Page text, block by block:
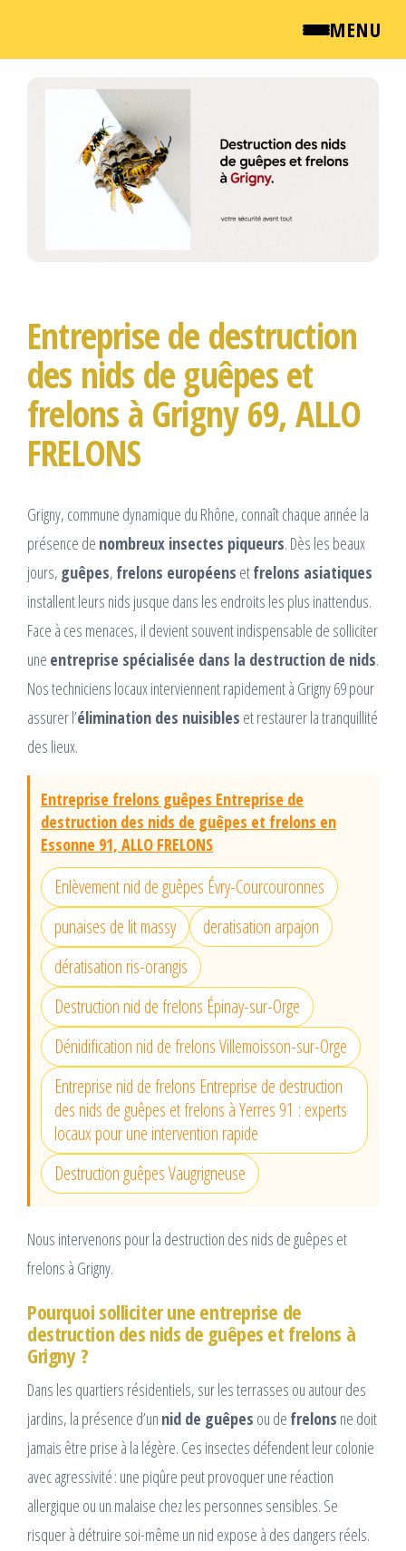
MENU
QUI SOMMES NOUS ?
NEWSROOM
Passer
Entreprise de destruction
des nids de guêpes et
frelons à Grigny 69, ALLO
FRELONS
Grigny, commune dynamique du Rhône, connaît chaque année la
présence de nombreux insectes piqueurs. Dès les beaux
jours, guêpes, frelons européens etfrelons asiatiques
installent leurs nids jusque dans les endroits les plus inattendus.
Face à ces menaces, il devient souvent indispensable de solliciter
une entreprise spécialisée dans la destruction de nids.
Nos techniciens locaux interviennent rapidement à Grigny 69 pour
assurer l’élimination des nuisibles et restaurer la tranquillité
des lieux.
Entreprise frelons guêpes Entreprise de
destruction des nids de guêpes et frelons en
Essonne 91, ALLO FRELONS
Enlèvement nid de guêpes Évry-Courcouronnes
punaises de lit massy
deratisation arpajon
dératisation ris-orangis
Destruction nid de frelons Épinay-sur-Orge
Dénidification nid de frelons Villemoisson-sur-Orge
Entreprise nid de frelons Entreprise de destruction
des nids de guêpes et frelons à Yerres 91 : experts
locaux pour une intervention rapide
Destruction guêpes Vaugrigneuse
Nous intervenons pour la destruction des nids de guêpes et
frelons à Grigny.
Pourquoi solliciter une entreprise de
destruction des nids de guêpes et frelons à
Grigny ?
Dans les quartiers résidentiels, sur les terrasses ou autour des
jardins, la présence d’un nid de guêpes ou de frelons ne doit
jamais être prise à la légère. Ces insectes défendent leur colonie
avec agressivité : une piqûre peut provoquer une réaction
allergique ou un malaise chez les personnes sensibles. Se
risquer à détruire soi-même un nid expose à des dangers réels.